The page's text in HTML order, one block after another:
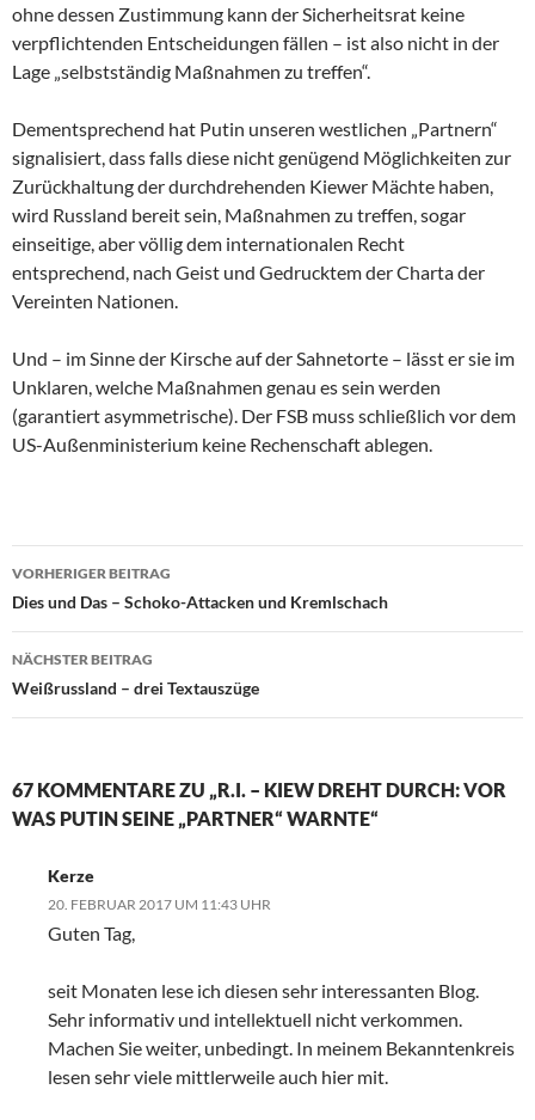
ohne dessen Zustimmung kann der Sicherheitsrat keine
verpflichtenden Entscheidungen fällen – ist also nicht in der
Lage „selbstständig Maßnahmen zu treffen“.
Dementsprechend hat Putin unseren westlichen „Partnern“
signalisiert, dass falls diese nicht genügend Möglichkeiten zur
Zurückhaltung der durchdrehenden Kiewer Mächte haben,
wird Russland bereit sein, Maßnahmen zu treffen, sogar
einseitige, aber völlig dem internationalen Recht
entsprechend, nach Geist und Gedrucktem der Charta der
Vereinten Nationen.
Und – im Sinne der Kirsche auf der Sahnetorte – lässt er sie im
Unklaren, welche Maßnahmen genau es sein werden
(garantiert asymmetrische). Der FSB muss schließlich vor dem
US-Außenministerium keine Rechenschaft ablegen.
Beitragsnavigation
VORHERIGER BEITRAG
Dies und Das – Schoko-Attacken und Kremlschach
NÄCHSTER BEITRAG
Weißrussland – drei Textauszüge
67 KOMMENTARE ZU „R.I. – KIEW DREHT DURCH: VOR
WAS PUTIN SEINE „PARTNER“ WARNTE“
Kerze
20. FEBRUAR 2017 UM 11:43 UHR
Guten Tag,
seit Monaten lese ich diesen sehr interessanten Blog.
Sehr informativ und intellektuell nicht verkommen.
Machen Sie weiter, unbedingt. In meinem Bekanntenkreis
lesen sehr viele mittlerweile auch hier mit.